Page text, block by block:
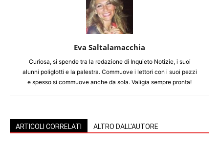
Eva Saltalamacchia
Curiosa, si spende tra la redazione di Inquieto Notizie, i suoi
alunni poliglotti e la palestra. Commuove i lettori con i suoi pezzi
e spesso si commuove anche da sola. Valigia sempre pronta!
ARTICOLI CORRELATI ALTRO DALL'AUTORE